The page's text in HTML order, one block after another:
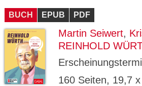
BUCH EPUB PDF
Martin Seiwert,
REINHOLD
160 Seiten, 19,7